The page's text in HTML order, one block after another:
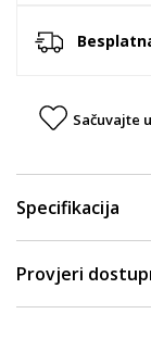
Sačuvajte
Specifikacija
Provjeri